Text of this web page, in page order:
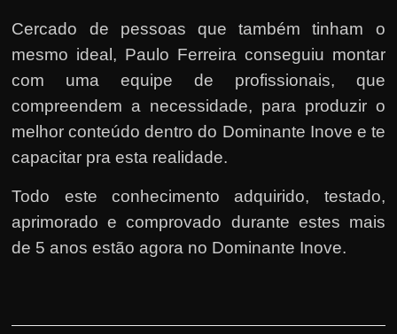
Cercado de pessoas que também tinham o
mesmo ideal, Paulo Ferreira conseguiu montar
com uma equipe de profissionais, que
compreendem a necessidade, para produzir o
melhor conteúdo dentro do Dominante Inove e te
capacitar pra esta realidade.
Todo este conhecimento adquirido, testado,
aprimorado e comprovado durante estes mais
de 5 anos estão agora no Dominante Inove.